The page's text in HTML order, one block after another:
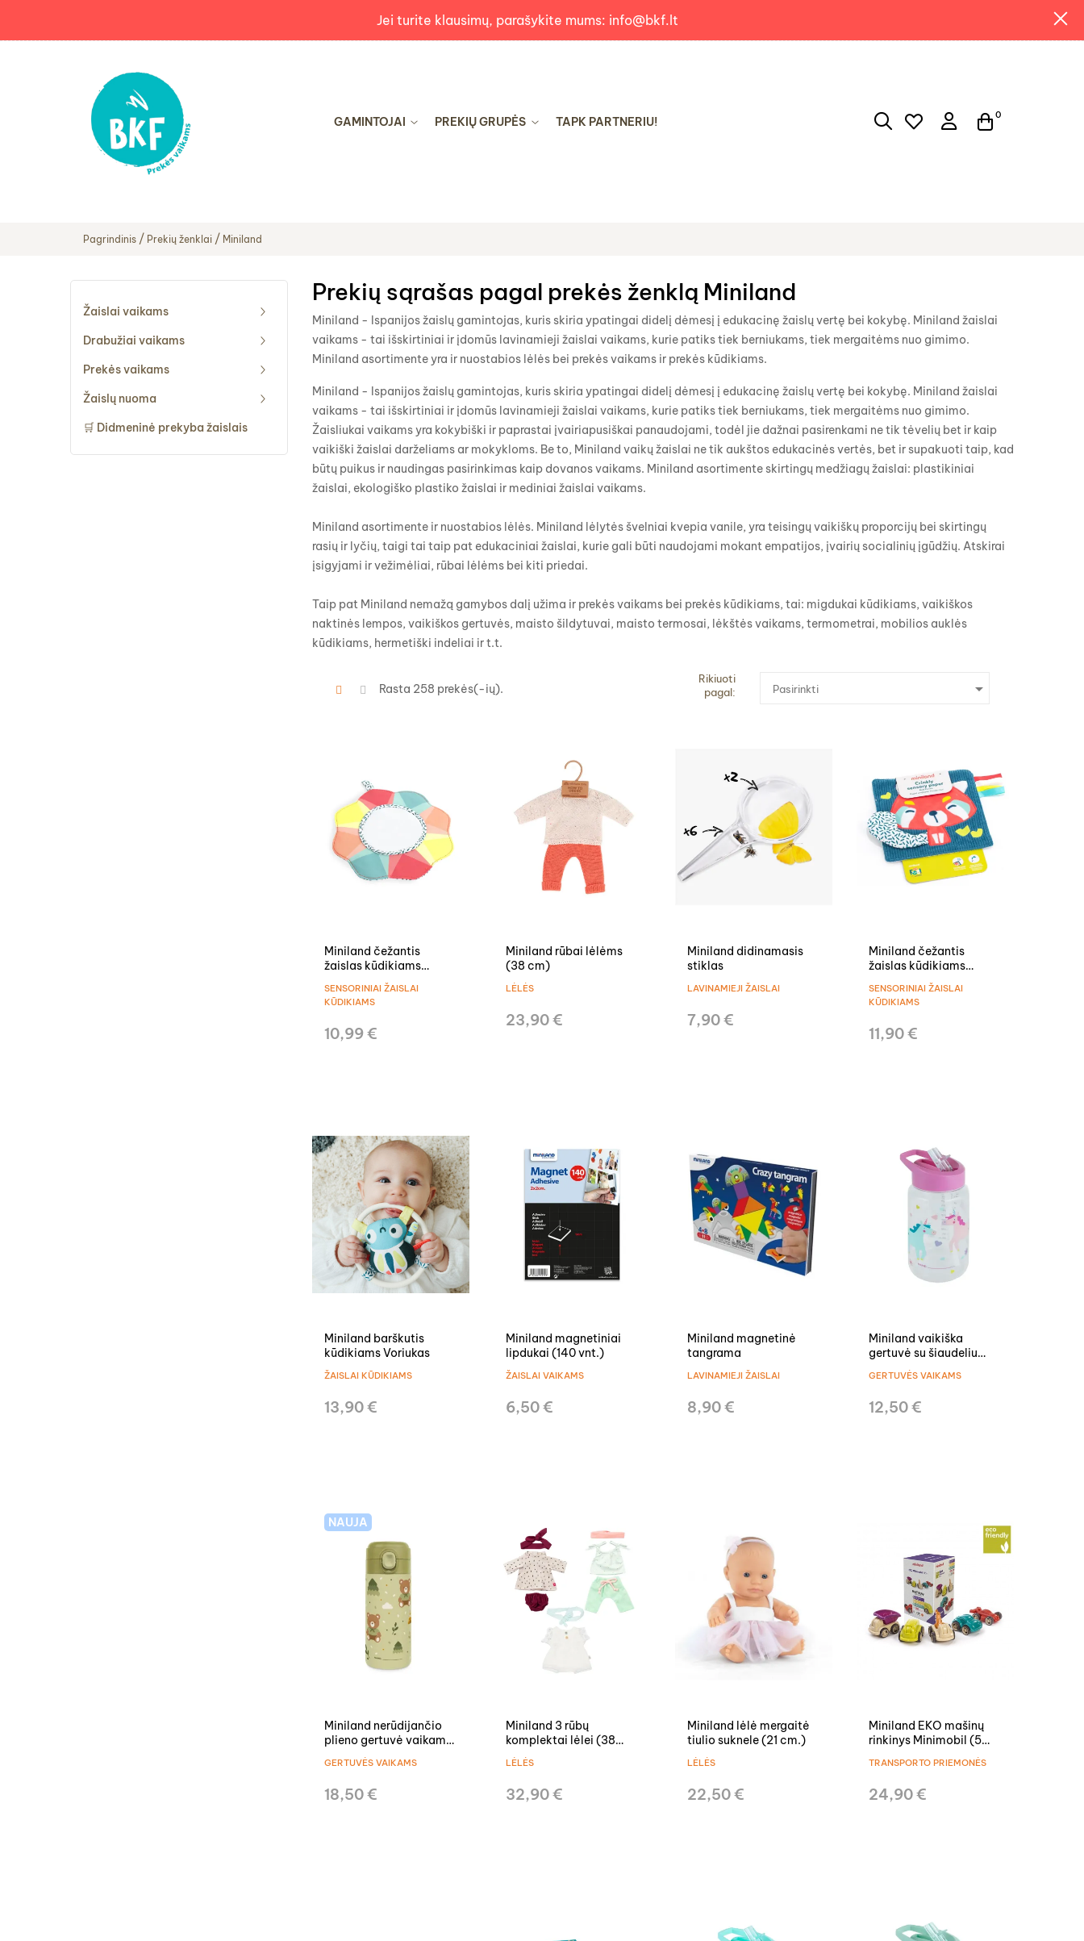
Jei turite klausimų, parašykite mums: info@bkf.lt
GAMINTOJAI PREKIŲ GRUPĖS TAPK PARTNERIU! 0
Pagrindinis Prekių ženklai Miniland
Žaislai vaikams
Drabužiai vaikams
Prekės vaikams
Žaislų nuoma
🛒 Didmeninė prekyba žaislais
Prekių sąrašas pagal prekės ženklą Miniland
Miniland - Ispanijos žaislų gamintojas, kuris skiria ypatingai didelį dėmesį į edukacinę žaislų vertę bei kokybę. Miniland žaislai
vaikams - tai išskirtiniai ir įdomūs lavinamieji žaislai vaikams, kurie patiks tiek berniukams, tiek mergaitėms nuo gimimo.
Miniland asortimente yra ir nuostabios lėlės bei prekės vaikams ir prekės kūdikiams.
Miniland - Ispanijos žaislų gamintojas, kuris skiria ypatingai didelį dėmesį į edukacinę žaislų vertę bei kokybę. Miniland žaislai
vaikams - tai išskirtiniai ir įdomūs lavinamieji žaislai vaikams, kurie patiks tiek berniukams, tiek mergaitėms nuo gimimo.
Žaisliukai vaikams yra kokybiški ir paprastai įvairiapusiškai panaudojami, todėl jie dažnai pasirenkami ne tik tėvelių bet ir kaip
vaikiški žaislai darželiams ar mokykloms. Be to, Miniland vaikų žaislai ne tik aukštos edukacinės vertės, bet ir supakuoti taip, kad
būtų puikus ir naudingas pasirinkimas kaip dovanos vaikams. Miniland asortimente skirtingų medžiagų žaislai: plastikiniai
žaislai, ekologiško plastiko žaislai ir mediniai žaislai vaikams.
Miniland asortimente ir nuostabios lėlės. Miniland lėlytės švelniai kvepia vanile, yra teisingų vaikiškų proporcijų bei skirtingų
rasių ir lyčių, taigi tai taip pat edukaciniai žaislai, kurie gali būti naudojami mokant empatijos, įvairių socialinių įgūdžių. Atskirai
įsigyjami ir vežimėliai, rūbai lėlėms bei kiti priedai.
Taip pat Miniland nemažą gamybos dalį užima ir prekės vaikams bei prekės kūdikiams, tai: migdukai kūdikiams, vaikiškos
naktinės lempos, vaikiškos gertuvės, maisto šildytuvai, maisto termosai, lėkštės vaikams, termometrai, mobilios auklės
kūdikiams, hermetiški indeliai ir t.t.
Rasta 258 prekės(-ių).
Rikiuoti
pagal:
Pasirinkti 
Miniland čežantis
žaislas kūdikiams
SENSORINIAI ŽAISLAI
KŪDIKIAMS
10,99 €
Miniland rūbai lėlėms
(38 cm)
LĖLĖS
23,90 €
Miniland didinamasis
stiklas
LAVINAMIEJI ŽAISLAI
7,90 €
Miniland čežantis
žaislas kūdikiams
Raudonoji panda
SENSORINIAI ŽAISLAI
KŪDIKIAMS
11,90 €
Miniland barškutis
kūdikiams Voriukas
ŽAISLAI KŪDIKIAMS
13,90 €
Miniland magnetiniai
lipdukai (140 vnt.)
ŽAISLAI VAIKAMS
6,50 €
Miniland magnetinė
tangrama
LAVINAMIEJI ŽAISLAI
8,90 €
Miniland vaikiška
gertuvė su šiaudeliu
GERTUVĖS VAIKAMS
12,50 €
NAUJA
Miniland nerūdijančio
plieno gertuvė vaikams
Explorer
GERTUVĖS VAIKAMS
18,50 €
Miniland 3 rūbų
komplektai lėlei (38
cm)
LĖLĖS
32,90 €
Miniland lėlė mergaitė
tiulio suknele (21 cm.)
LĖLĖS
22,50 €
Miniland EKO mašinų
rinkinys Minimobil (5
TRANSPORTO PRIEMONĖS
24,90 €